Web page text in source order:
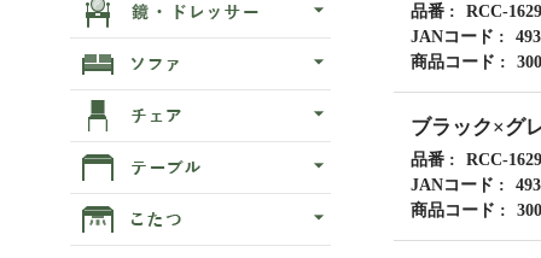
品番
RCC-
JANコード
商品コード
ブラック×グ
品番
RCC-
JANコード
商品コード